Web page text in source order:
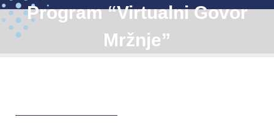
Program “Virtualni Govor
Mržnje”